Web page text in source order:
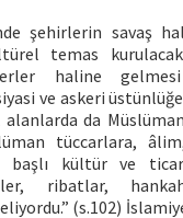
şehirlerin savaş
temas
haline
ve askeri
da
tüccarlara,
başlı kültür ve
ribatlar,
(s.102)